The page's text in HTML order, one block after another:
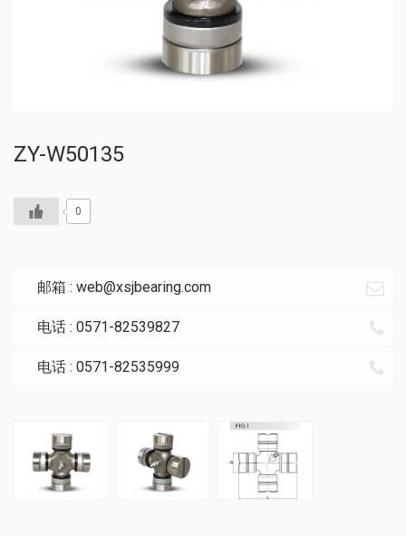
ZY-W50135
0
邮箱 : web@xsjbearing.com
电话 : 0571-82539827
电话 : 0571-82535999